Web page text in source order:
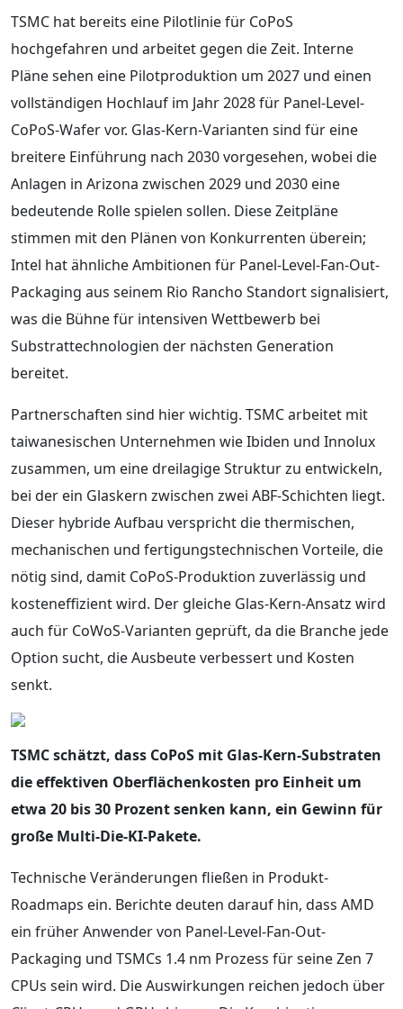
TSMC hat bereits eine Pilotlinie für CoPoS
hochgefahren und arbeitet gegen die Zeit. Interne
Pläne sehen eine Pilotproduktion um 2027 und einen
vollständigen Hochlauf im Jahr 2028 für Panel-Level-
CoPoS-Wafer vor. Glas-Kern-Varianten sind für eine
breitere Einführung nach 2030 vorgesehen, wobei die
Anlagen in Arizona zwischen 2029 und 2030 eine
bedeutende Rolle spielen sollen. Diese Zeitpläne
stimmen mit den Plänen von Konkurrenten überein;
Intel hat ähnliche Ambitionen für Panel-Level-Fan-Out-
Packaging aus seinem Rio Rancho Standort signalisiert,
was die Bühne für intensiven Wettbewerb bei
Substrattechnologien der nächsten Generation
bereitet.
Partnerschaften sind hier wichtig. TSMC arbeitet mit
taiwanesischen Unternehmen wie Ibiden und Innolux
zusammen, um eine dreilagige Struktur zu entwickeln,
bei der ein Glaskern zwischen zwei ABF-Schichten liegt.
Dieser hybride Aufbau verspricht die thermischen,
mechanischen und fertigungstechnischen Vorteile, die
nötig sind, damit CoPoS-Produktion zuverlässig und
kosteneffizient wird. Der gleiche Glas-Kern-Ansatz wird
auch für CoWoS-Varianten geprüft, da die Branche jede
Option sucht, die Ausbeute verbessert und Kosten
senkt.
TSMC schätzt, dass CoPoS mit Glas-Kern-Substraten
die effektiven Oberflächenkosten pro Einheit um
etwa 20 bis 30 Prozent senken kann, ein Gewinn für
große Multi-Die-KI-Pakete.
Technische Veränderungen fließen in Produkt-
Roadmaps ein. Berichte deuten darauf hin, dass AMD
ein früher Anwender von Panel-Level-Fan-Out-
Packaging und TSMCs 1.4 nm Prozess für seine Zen 7
CPUs sein wird. Die Auswirkungen reichen jedoch über